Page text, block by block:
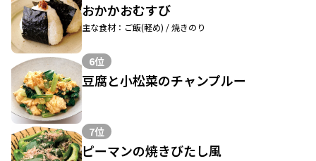
おかかおむすび
主な食材：ご飯(軽め) / 焼きのり
6位
豆腐と小松菜のチャンプルー
7位
ピーマンの焼きびたし風